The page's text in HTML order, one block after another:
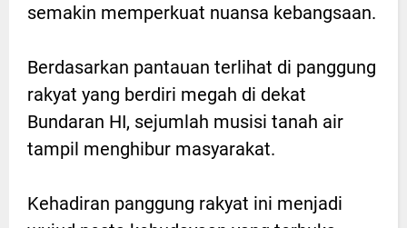
semakin memperkuat nuansa kebangsaan.
Berdasarkan pantauan terlihat di panggung
rakyat yang berdiri megah di dekat
Bundaran HI, sejumlah musisi tanah air
tampil menghibur masyarakat.
Kehadiran panggung rakyat ini menjadi